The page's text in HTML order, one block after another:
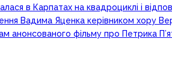
в Карпатах на квадроциклі і
Вадима Яценка керівником хору
анонсованого фільму про Петрика